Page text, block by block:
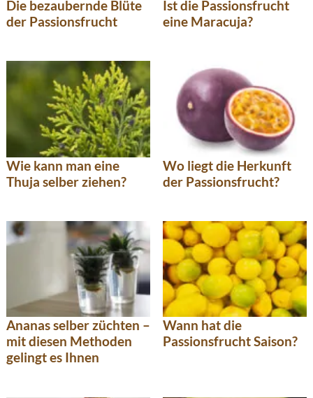
Die bezaubernde Blüte
der Passionsfrucht
Ist die Passionsfrucht
eine Maracuja?
Wie kann man eine
Thuja selber ziehen?
Wo liegt die Herkunft
der Passionsfrucht?
Ananas selber züchten –
mit diesen Methoden
gelingt es Ihnen
Wann hat die
Passionsfrucht Saison?